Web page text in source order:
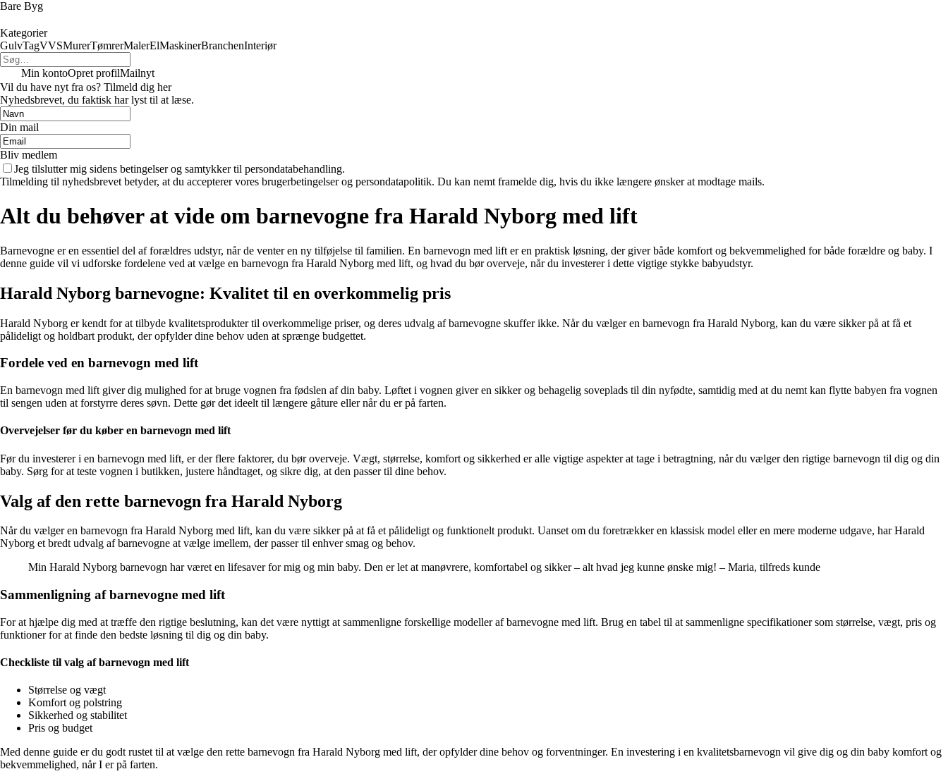
Bare Byg
Kategorier
GulvTagVVSMurerTømrerMalerElMaskinerBranchenInteriør
Min kontoOpret profilMailnyt
Vil du have nyt fra os? Tilmeld dig her
Nyhedsbrevet, du faktisk har lyst til at læse.
Din mail
Bliv medlem
Jeg tilslutter mig sidens betingelser og samtykker til persondatabehandling.
Tilmelding til nyhedsbrevet betyder, at du accepterer vores brugerbetingelser og persondatapolitik. Du kan nemt framelde dig, hvis du ikke længere ønsker at modtage mails.
Alt du behøver at vide om barnevogne fra Harald Nyborg med lift
Barnevogne er en essentiel del af forældres udstyr, når de venter en ny tilføjelse til familien. En barnevogn med lift er en praktisk løsning, der giver både komfort og bekvemmelighed for både forældre og baby. I
denne guide vil vi udforske fordelene ved at vælge en barnevogn fra Harald Nyborg med lift, og hvad du bør overveje, når du investerer i dette vigtige stykke babyudstyr.
Harald Nyborg barnevogne: Kvalitet til en overkommelig pris
Harald Nyborg er kendt for at tilbyde kvalitetsprodukter til overkommelige priser, og deres udvalg af barnevogne skuffer ikke. Når du vælger en barnevogn fra Harald Nyborg, kan du være sikker på at få et
pålideligt og holdbart produkt, der opfylder dine behov uden at sprænge budgettet.
Fordele ved en barnevogn med lift
En barnevogn med lift giver dig mulighed for at bruge vognen fra fødslen af din baby. Løftet i vognen giver en sikker og behagelig soveplads til din nyfødte, samtidig med at du nemt kan flytte babyen fra vognen
til sengen uden at forstyrre deres søvn. Dette gør det ideelt til længere gåture eller når du er på farten.
Overvejelser før du køber en barnevogn med lift
Før du investerer i en barnevogn med lift, er der flere faktorer, du bør overveje. Vægt, størrelse, komfort og sikkerhed er alle vigtige aspekter at tage i betragtning, når du vælger den rigtige barnevogn til dig og din
baby. Sørg for at teste vognen i butikken, justere håndtaget, og sikre dig, at den passer til dine behov.
Valg af den rette barnevogn fra Harald Nyborg
Når du vælger en barnevogn fra Harald Nyborg med lift, kan du være sikker på at få et pålideligt og funktionelt produkt. Uanset om du foretrækker en klassisk model eller en mere moderne udgave, har Harald
Nyborg et bredt udvalg af barnevogne at vælge imellem, der passer til enhver smag og behov.
Min Harald Nyborg barnevogn har været en lifesaver for mig og min baby. Den er let at manøvrere, komfortabel og sikker – alt hvad jeg kunne ønske mig! – Maria, tilfreds kunde
Sammenligning af barnevogne med lift
For at hjælpe dig med at træffe den rigtige beslutning, kan det være nyttigt at sammenligne forskellige modeller af barnevogne med lift. Brug en tabel til at sammenligne specifikationer som størrelse, vægt, pris og
funktioner for at finde den bedste løsning til dig og din baby.
Checkliste til valg af barnevogn med lift
Størrelse og vægt
Komfort og polstring
Sikkerhed og stabilitet
Pris og budget
Med denne guide er du godt rustet til at vælge den rette barnevogn fra Harald Nyborg med lift, der opfylder dine behov og forventninger. En investering i en kvalitetsbarnevogn vil give dig og din baby komfort og
bekvemmelighed, når I er på farten.